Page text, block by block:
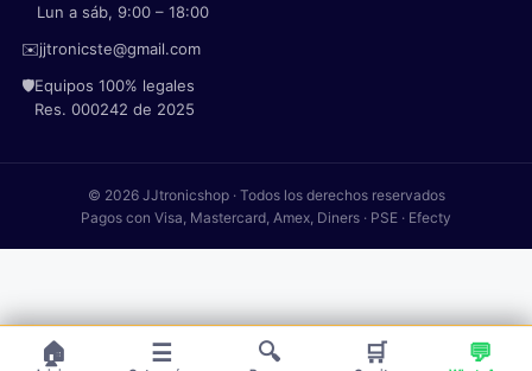
🏠 ☰ 🔍 🛒 💬
Lun a sáb, 9:00 – 18:00
✉️jjtronicste@gmail.com
🛡️Equipos 100% legales
Res. 000242 de 2025
© 2026 JJtronicshop · Todos los derechos reservados
Pagos con Visa, Mastercard, Amex, Diners · PSE · Efecty
Solicitar Preventa